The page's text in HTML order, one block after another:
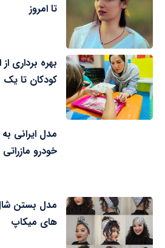
تا امروز
بهره برداری
کودکان تا یک
مدل ایرانی
خودرو
مدل بستن
های میکاپ